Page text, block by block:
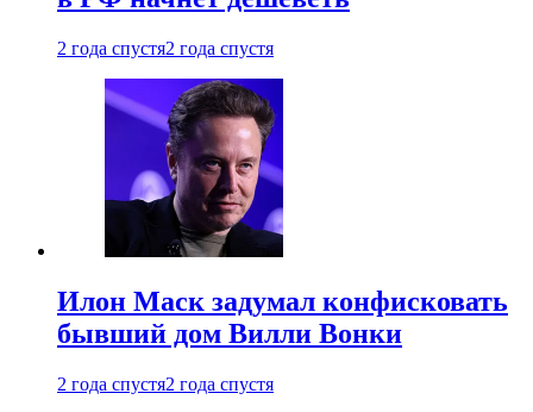
2 года спустя2 года спустя
Илон Маск задумал конфисковать
бывший дом Вилли Вонки
2 года спустя2 года спустя